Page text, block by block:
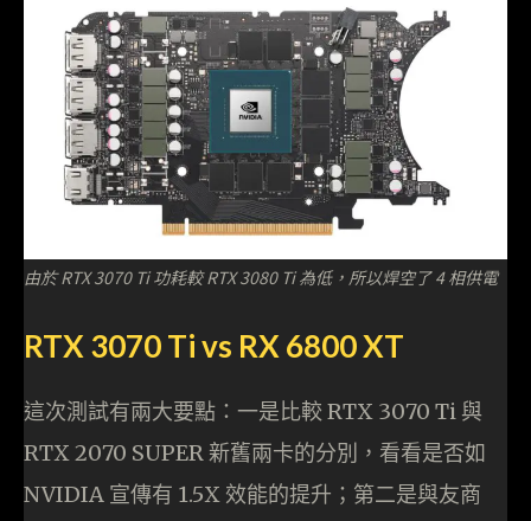
由於 RTX 3070 Ti 功耗較 RTX 3080 Ti 為低，所以焊空了 4 相供電
RTX 3070 Ti vs RX 6800 XT
這次測試有兩大要點：一是比較 RTX 3070 Ti 與
RTX 2070 SUPER 新舊兩卡的分別，看看是否如
NVIDIA 宣傳有 1.5X 效能的提升；第二是與友商